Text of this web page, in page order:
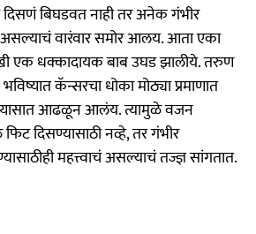
बिघडवत नाही तर अनेक गंभीर
असल्याचं वारंवार समोर आलय. आता एका
एक धक्कादायक बाब उघड झालीये. तरुण
कॅन्सरचा धोका मोठ्या प्रमाणात
आढळून आलंय. त्यामुळे वजन
दिसण्यासाठी नव्हे, तर गंभीर
महत्त्वाचं असल्याचं तज्ज्ञ सांगतात.